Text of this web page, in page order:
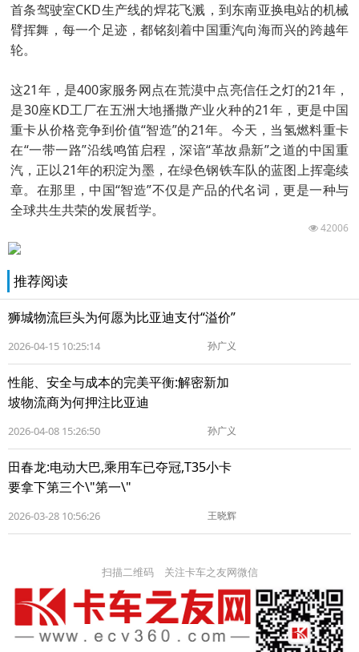
首条驾驶室CKD生产线的焊花飞溅，到东南亚换电站的机械
臂挥舞，每一个足迹，都铭刻着中国重汽向海而兴的跨越年
轮。
这21年，是400家服务网点在荒漠中点亮信任之灯的21年，
是30座KD工厂在五洲大地播撒产业火种的21年，更是中国
重卡从价格竞争到价值“智造”的21年。今天，当氢燃料重卡
在“一带一路”沿线鸣笛启程，深谙“革故鼎新”之道的中国重
汽，正以21年的积淀为墨，在绿色钢铁车队的蓝图上挥毫续
章。在那里，中国“智造”不仅是产品的代名词，更是一种与
全球共生共荣的发展哲学。
42006
推荐阅读
狮城物流巨头为何愿为比亚迪支付“溢价”
2026-04-15 10:25:14 孙广义
性能、安全与成本的完美平衡:解密新加
坡物流商为何押注比亚迪
2026-04-08 15:26:50 孙广义
田春龙:电动大巴,乘用车已夺冠,T35小卡
要拿下第三个\"第一\"
2026-03-28 10:56:26 王晓辉
扫描二维码 关注卡车之友网微信